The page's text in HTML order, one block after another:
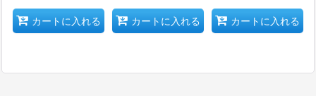
カートに入れる カートに入れる カートに入れる